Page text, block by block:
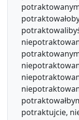
potraktujcie,